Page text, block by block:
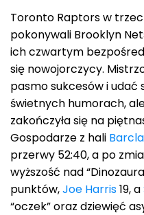
Toronto Raptors w
pokonywali Brooklyn
ich czwartym
się nowojorczycy.
pasmo sukcesów i udać
świetnych humorach,
zakończyła się na
Gospodarze z hali
przerwy 52:40, a po
wyższość nad
punktów,Joe Harris19, a
“oczek” oraz dziewięć